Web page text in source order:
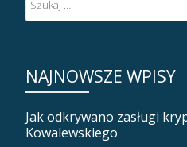
NAJNOWSZE WPISY
Jak odkrywano zasługi
Kowalewskiego